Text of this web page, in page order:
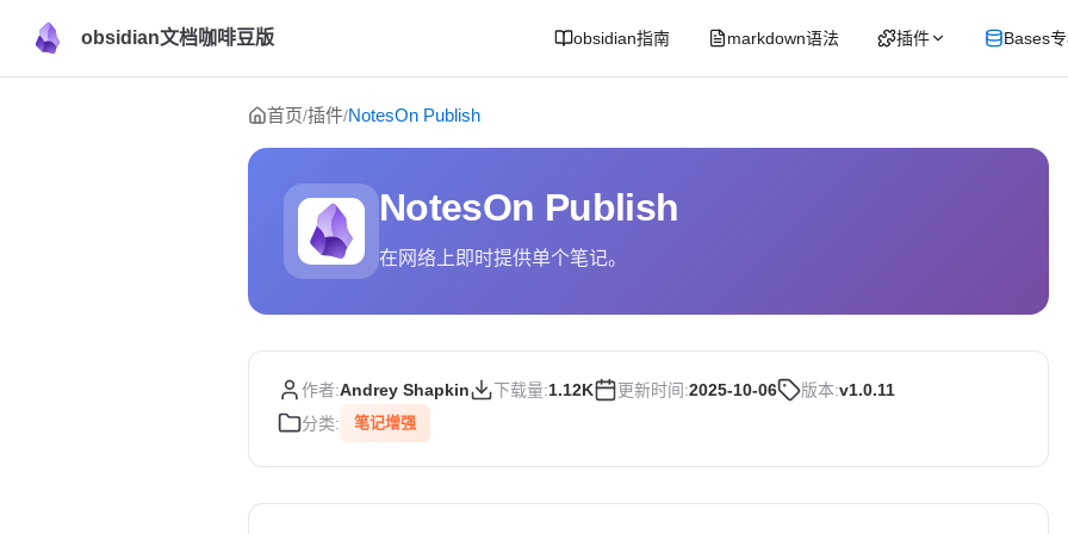
obsidian文档咖啡豆版 obsidian指南 markdown语法 插件 Bases
Skip to content
首页/插件/NotesOn Publish
NotesOn Publish
在网络上即时提供单个笔记。
作者:Andrey Shapkin 下载量:1.12K 更新时间:2025-10-06 版本:v1.0.11
分类:
笔记增强